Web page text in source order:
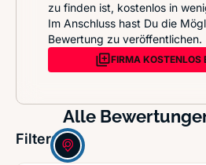
zu finden ist, kostenlos in
Im Anschluss hast Du die
Bewertung zu veröffentlichen.
FIRMA KOSTENLOS
Alle
Filter: